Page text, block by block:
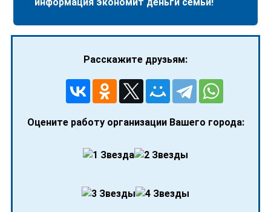
Расскажите друзьям:
Оцените работу организации Вашего города: